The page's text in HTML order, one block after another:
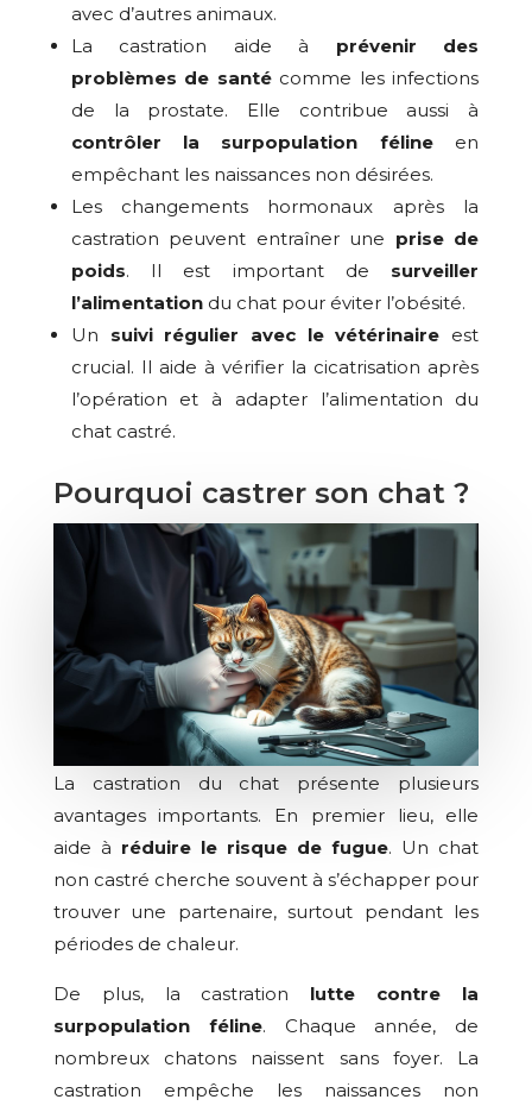
avec d’autres animaux.
La castration aide à prévenir des
problèmes de santécomme les infections
de la prostate. Elle contribue aussi à
contrôler la surpopulation félineen
empêchant les naissances non désirées.
Les changements hormonaux après la
castration peuvent entraîner une prise de
poids. Il est important de surveiller
l’alimentationdu chat pour éviter l’obésité.
Un suivi régulier avec le vétérinaire est
crucial. Il aide à vérifier la cicatrisation après
l’opération et à adapter l’alimentation du
chat castré.
Pourquoi castrer son chat ?
La castration du chat présente plusieurs
avantages importants. En premier lieu, elle
aide à réduire le risque de fugue. Un chat
non castré cherche souvent à s’échapper pour
trouver une partenaire, surtout pendant les
périodes de chaleur.
De plus, la castration lutte contre la
surpopulation féline. Chaque année, de
nombreux chatons naissent sans foyer. La
castration empêche les naissances non